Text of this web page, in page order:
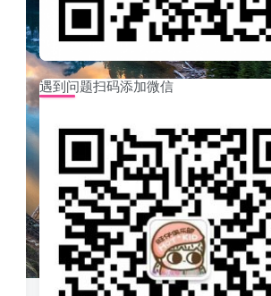
遇到问题扫码添加微信